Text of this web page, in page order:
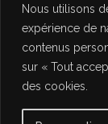
Nous utilisons
expérience de
contenus
sur « Tout
des cookies.
nouvelle
fenêtre
nouvelle
fenêtre